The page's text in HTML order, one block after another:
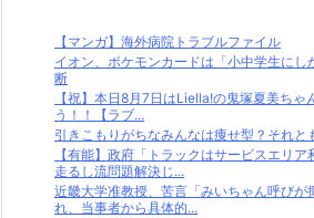
【マンガ】海外病院トラブルファイル
イオン、ポケモンカードは「小中学生に
断
【祝】本日8月7日はLiella!の鬼塚夏美ちゃ
う！！【ラブ...
引きこもりがちなみんなは痩せ型？それと
【有能】政府「トラックはサービスエリ
走るし流問題解決じ...
近畿大学准教授、苦言「みいちゃん呼びが
れ、当事者から具体的...